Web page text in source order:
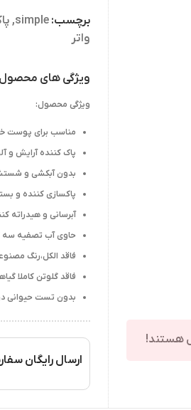
هستند!
برچسب: simple
,
واتر
ویژگی های محصول
ویژگی محصول:
مناسب برای
پاک کننده آرایش
بدون آبکشی و
پاکسازی کننده و
آبرسانی و
حاوی آب تصفیه سه
فاقد الکل،رنگ
فاقد گلوتن کاملا
بدون تست حیوانی
ارسال رایگان سفارشات